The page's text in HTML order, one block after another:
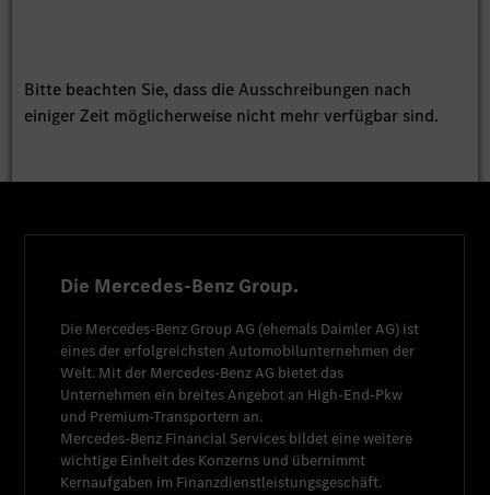
Bitte beachten Sie, dass die Ausschreibungen nach
einiger Zeit möglicherweise nicht mehr verfügbar sind.
Die Mercedes-Benz Group.
Die Mercedes-Benz Group AG (ehemals Daimler AG) ist
eines der erfolgreichsten Automobilunternehmen der
Welt. Mit der Mercedes-Benz AG bietet das
Unternehmen ein breites Angebot an High-End-Pkw
und Premium-Transportern an.
Mercedes-Benz Financial Services bildet eine weitere
wichtige Einheit des Konzerns und übernimmt
Kernaufgaben im Finanzdienstleistungsgeschäft.